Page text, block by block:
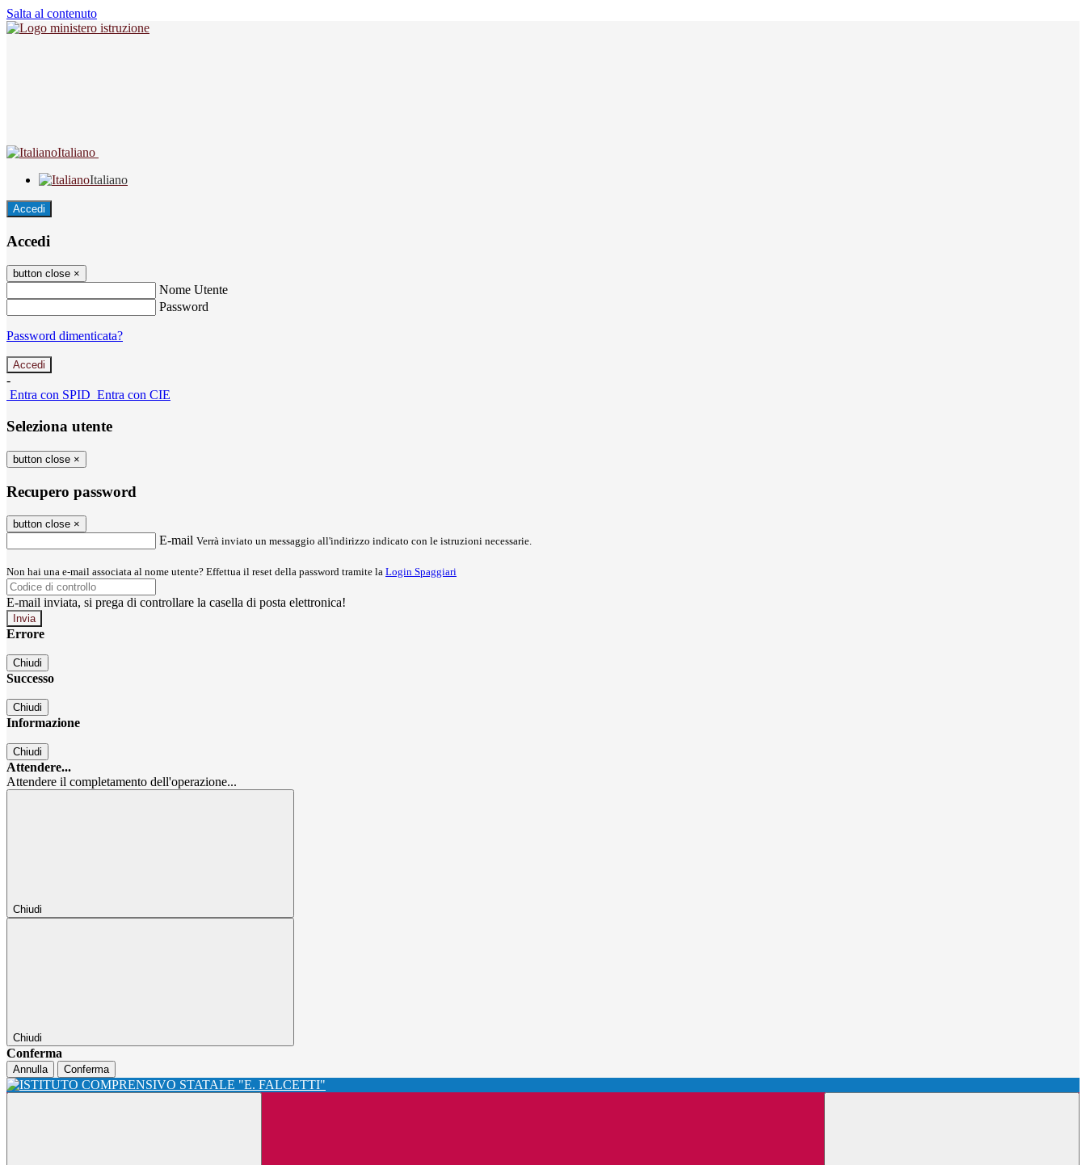
Salta al contenuto
Italiano
Italiano
Accedi
Accedi
button close ×
Nome Utente
Password
Password dimenticata?
-
Entra con SPID Entra con CIE
Seleziona utente
button close ×
Recupero password
button close ×
E-mail Verrà inviato un messaggio all'indirizzo indicato con le istruzioni necessarie.
Non hai una e-mail associata al nome utente? Effettua il reset della password tramite la Login Spaggiari
E-mail inviata, si prega di controllare la casella di posta elettronica!
Errore
Chiudi
Successo
Chiudi
Informazione
Chiudi
Attendere...
Attendere il completamento dell'operazione...
Chiudi
Chiudi
Conferma
Annulla Conferma